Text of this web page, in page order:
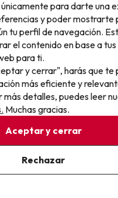
todos los chollos
éxito del grupo Viajes
(la web líder de viajes a la
el buscador de hoteles
alojamientos disponibles
y viajar por todo el mundo.
para darte una
y poder mostrarte
tu perfil de navegación.
el contenido en base a
para ti.
y cerrar", harás que te
más eficiente y
más detalles, puedes leer
Muchas gracias.
Aceptar y cerrar
Rechazar